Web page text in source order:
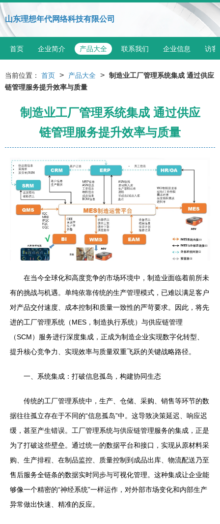
山东理想年代网络科技有限公司
首页 企业简介 产品大全 联系我们 企业信息 访客
当前位置： 首页 > 产品大全 > 制造业工厂管理系统集成 通过供应
链管理服务提升效率与质量
制造业工厂管理系统集成 通过供应
链管理服务提升效率与质量
在当今全球化和高度竞争的市场环境中，制造业面临着前所未
有的挑战与机遇。单纯依靠传统的生产管理模式，已难以满足客户
对产品交付速度、成本控制和质量一致性的严苛要求。因此，将先
进的工厂管理系统（MES，制造执行系统）与供应链管理
（SCM）服务进行深度集成，正成为制造企业实现数字化转型、
提升核心竞争力、实现效率与质量双重飞跃的关键战略路径。
一、系统集成：打破信息孤岛，构建协同生态
传统的工厂管理系统中，生产、仓储、采购、销售等环节的数
据往往孤立存在于不同的“信息孤岛”中。这导致决策延迟、响应迟
缓，甚至产生错误。工厂管理系统与供应链管理服务的集成，正是
为了打破这些壁垒。通过统一的数据平台和接口，实现从原材料采
购、生产排程、在制品监控、质量控制到成品出库、物流配送乃至
售后服务全链条的数据实时同步与可视化管理。这种集成让企业能
够像一个精密的“神经系统”一样运作，对外部市场变化和内部生产
异常做出快速、精准的反应。